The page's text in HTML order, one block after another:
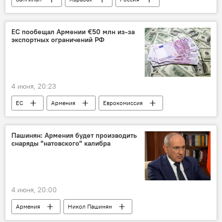
Экспорт
ЕС пообещал Армении €50 млн из-за
экспортных ограничений РФ
4 июня, 20:23
ЕС Армения
Еврокомиссия
Никол Пашинян
Евросоюз
Владимир Путин
Пашинян: Армения будет производить
снаряды "натовского" калибра
4 июня, 20:00
Армения
Никол Пашинян